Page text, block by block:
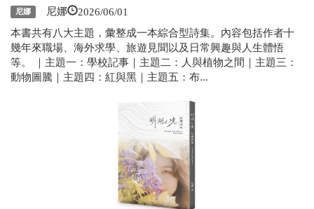
尼娜 尼娜 2026/06/01
本書共有八大主題，彙整成一本綜合型詩集。內容包括作者十
幾年來職場、海外求學、旅遊見聞以及日常興趣與人生體悟
等。 ｜主題一：學校記事｜主題二：人與植物之間｜主題三：
動物圖騰｜主題四：紅與黑｜主題五：布...